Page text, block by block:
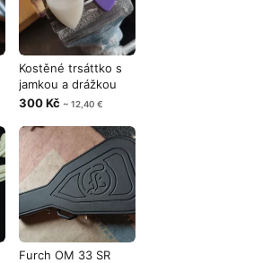
Kostěné trsáttko s
jamkou a drážkou
300 Kč ~ 12,40 €
Furch OM 33 SR